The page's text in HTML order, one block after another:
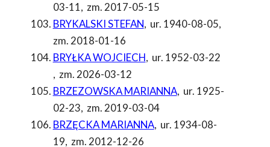
03-11, zm. 2017-05-15
BRYKALSKI STEFAN, ur. 1940-08-05,
zm. 2018-01-16
BRYŁKA WOJCIECH, ur. 1952-03-22
, zm. 2026-03-12
BRZEZOWSKA MARIANNA, ur. 1925-
02-23, zm. 2019-03-04
BRZĘCKA MARIANNA, ur. 1934-08-
19, zm. 2012-12-26